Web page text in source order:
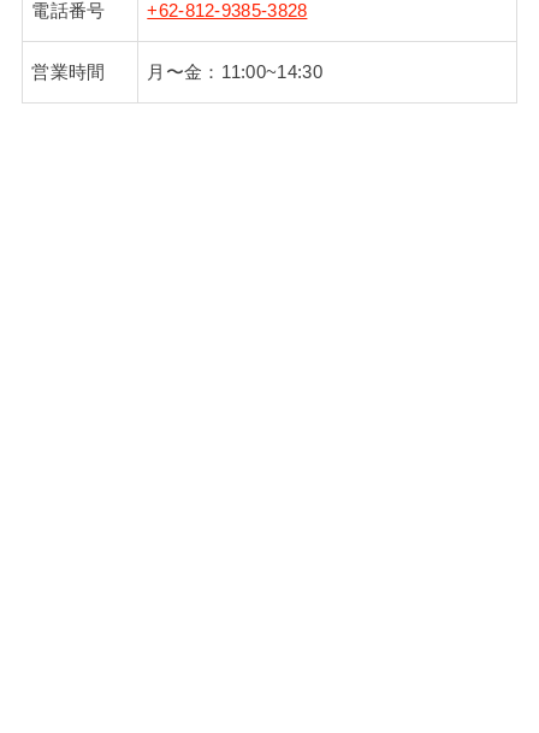
電話番号 +62-812-9385-3828
営業時間 月〜金：11:00~14:30